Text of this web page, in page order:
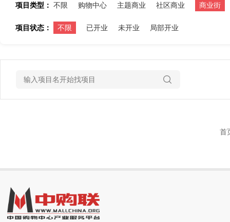
项目类型： 不限 购物中心 主题商业 社区商业 商业街
项目状态： 不限 已开业 未开业 局部开业
首